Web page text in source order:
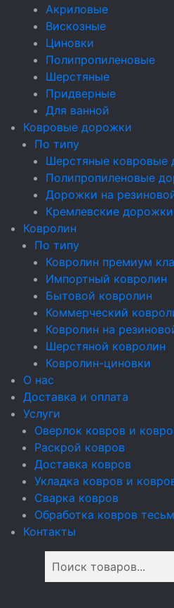
Акриловые
Вискозные
Циновки
Полипропиленовые
Шерстяные
Придверные
Для ванной
Ковровые дорожки
По типу
Шерстяные ковровые
Полипропиленовые
Дорожки на
Кремлевские дорожки
Ковролин
По типу
Ковролин премиум
Импортный ковролин
Бытовой ковролин
Коммерческий
Ковролин на
Шерстяной ковролин
Ковролин-циновки
О нас
Доставка и оплата
Услуги
Оверлок ковров и
Раскрой ковров
Доставка ковров
Укладка ковров и
Сварка ковров
Обработка ковров
Контакты